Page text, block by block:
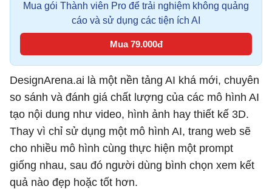
Mua gói Thành viên Pro để trải nghiệm không quảng
cáo và sử dụng các tiện ích AI
Mua 79.000đ
DesignArena.ai là một nền tảng AI khá mới, chuyên
so sánh và đánh giá chất lượng của các mô hình AI
tạo nội dung như video, hình ảnh hay thiết kế 3D.
Thay vì chỉ sử dụng một mô hình AI, trang web sẽ
cho nhiều mô hình cùng thực hiện một prompt
giống nhau, sau đó người dùng bình chọn xem kết
quả nào đẹp hoặc tốt hơn.